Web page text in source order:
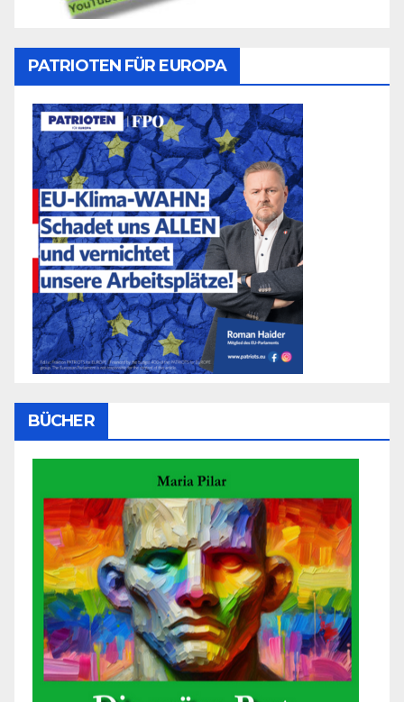
PATRIOTEN FÜR EUROPA
BÜCHER